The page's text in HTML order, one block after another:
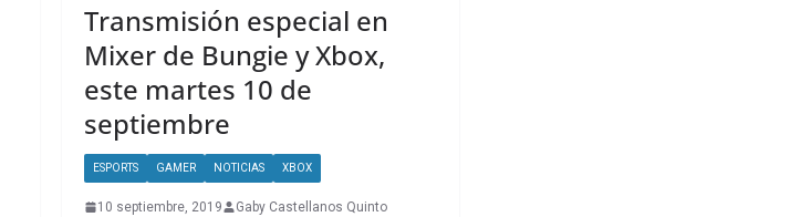
Transmisión especial en
Mixer de Bungie y Xbox,
este martes 10 de
septiembre
ESPORTS GAMER NOTICIAS XBOX
10 septiembre, 2019 Gaby Castellanos Quinto